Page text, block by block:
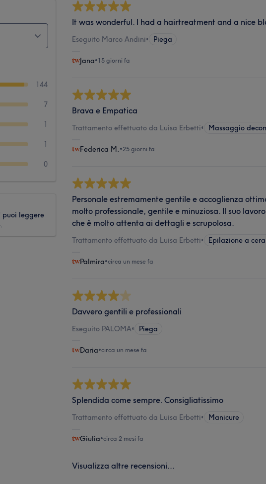
144
7
1
1
0
puoi leggere
It was wonderful. I had a hairtreatment and a nice
Eseguito Marco Andini• Piega
Jana•15 giorni fa
Brava e Empatica
Trattamento effettuato da Luisa Erbetti• Massaggio
Federica M. •25 giorni fa
Personale estremamente gentile e accoglienza
molto professionale, gentile e minuziosa. Il suo
che è molto attenta ai dettagli e scrupolosa.
Trattamento effettuato da Luisa Erbetti• Epilazione a
Palmira•circa un mese fa
Davvero gentili e professionali
Eseguito PALOMA• Piega
Daria•circa un mese fa
Splendida come sempre. Consigliatissimo
Trattamento effettuato da Luisa Erbetti• Manicure
Giulia•circa 2 mesi fa
Visualizza altre recensioni...